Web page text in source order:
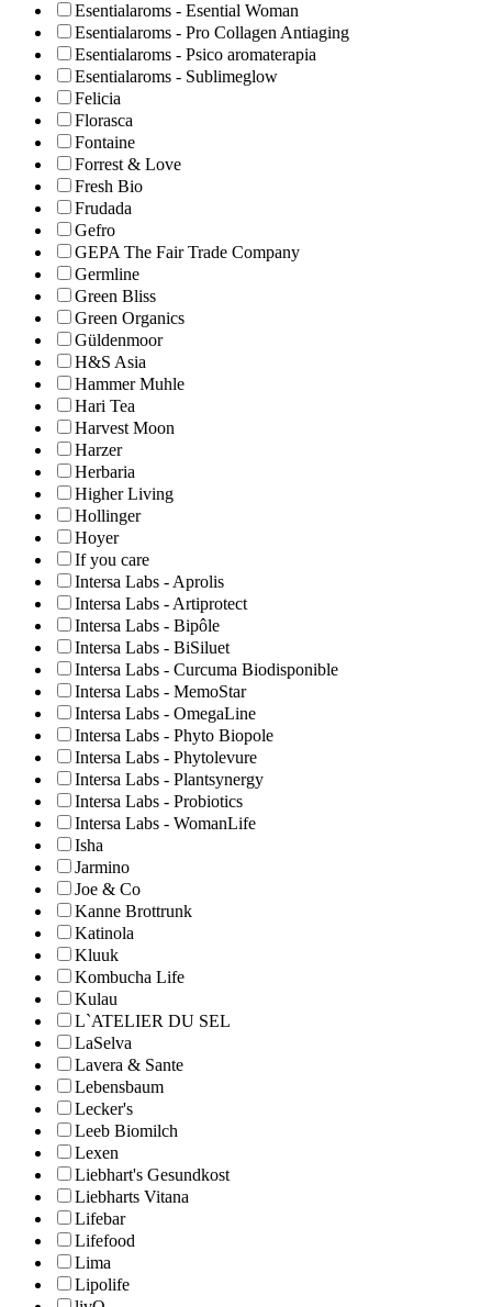
Esentialaroms - Esential Woman
Esentialaroms - Pro Collagen Antiaging
Esentialaroms - Psico aromaterapia
Esentialaroms - Sublimeglow
Felicia
Florasca
Fontaine
Forrest & Love
Fresh Bio
Frudada
Gefro
GEPA The Fair Trade Company
Germline
Green Bliss
Green Organics
Güldenmoor
H&S Asia
Hammer Muhle
Hari Tea
Harvest Moon
Harzer
Herbaria
Higher Living
Hollinger
Hoyer
If you care
Intersa Labs - Aprolis
Intersa Labs - Artiprotect
Intersa Labs - Bipôle
Intersa Labs - BiSiluet
Intersa Labs - Curcuma Biodisponible
Intersa Labs - MemoStar
Intersa Labs - OmegaLine
Intersa Labs - Phyto Biopole
Intersa Labs - Phytolevure
Intersa Labs - Plantsynergy
Intersa Labs - Probiotics
Intersa Labs - WomanLife
Isha
Jarmino
Joe & Co
Kanne Brottrunk
Katinola
Kluuk
Kombucha Life
Kulau
L`ATELIER DU SEL
LaSelva
Lavera & Sante
Lebensbaum
Lecker's
Leeb Biomilch
Lexen
Liebhart's Gesundkost
Liebharts Vitana
Lifebar
Lifefood
Lima
Lipolife